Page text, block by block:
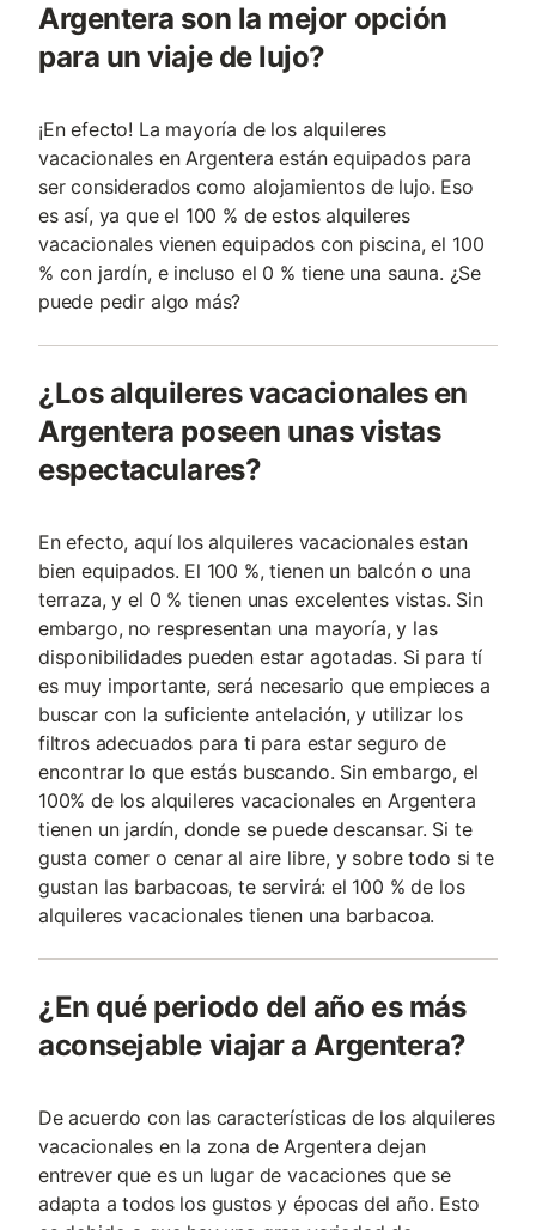
Argentera son la mejor opción
para un viaje de lujo?
¡En efecto! La mayoría de los alquileres
vacacionales en Argentera están equipados para
ser considerados como alojamientos de lujo. Eso
es así, ya que el 100 % de estos alquileres
vacacionales vienen equipados con piscina, el 100
% con jardín, e incluso el 0 % tiene una sauna. ¿Se
puede pedir algo más?
¿Los alquileres vacacionales en
Argentera poseen unas vistas
espectaculares?
En efecto, aquí los alquileres vacacionales estan
bien equipados. El 100 %, tienen un balcón o una
terraza, y el 0 % tienen unas excelentes vistas. Sin
embargo, no respresentan una mayoría, y las
disponibilidades pueden estar agotadas. Si para tí
es muy importante, será necesario que empieces a
buscar con la suficiente antelación, y utilizar los
filtros adecuados para ti para estar seguro de
encontrar lo que estás buscando. Sin embargo, el
100% de los alquileres vacacionales en Argentera
tienen un jardín, donde se puede descansar. Si te
gusta comer o cenar al aire libre, y sobre todo si te
gustan las barbacoas, te servirá: el 100 % de los
alquileres vacacionales tienen una barbacoa.
¿En qué periodo del año es más
aconsejable viajar a Argentera?
De acuerdo con las características de los alquileres
vacacionales en la zona de Argentera dejan
entrever que es un lugar de vacaciones que se
adapta a todos los gustos y épocas del año. Esto